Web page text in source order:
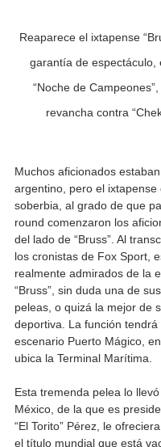
Reaparece el ixtapense
garantía de espectáculo,
“Noche de
revancha contra
Muchos aficionados
argentino, pero el ixtapense
soberbia, al grado de que
round comenzaron los
del lado de “Bruss”. Al
los cronistas de Fox Sport,
realmente admirados de la
“Bruss”, sin duda una de
peleas, o quizá la mejor de
deportiva. La función tendrá
escenario Puerto Mágico,
ubica la Terminal Marítima.
Esta tremenda pelea lo
México, de la que es
“El Torito” Pérez, le
el título mundial que está